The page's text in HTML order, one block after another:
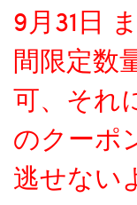
9月31日
間限定数
可、それ
のクーポ
逃せない